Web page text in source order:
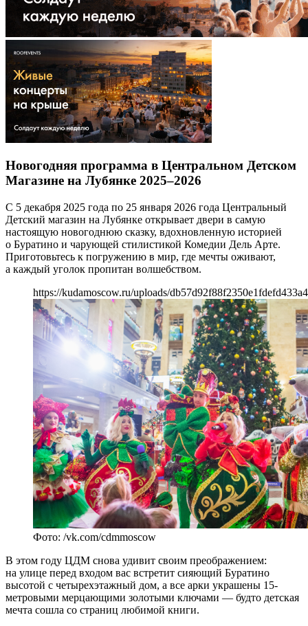
Новогодняя программа в Центральном Детском
Магазине на Лубянке 2025–2026
С 5 декабря 2025 года по 25 января 2026 года Центральный
Детский магазин на Лубянке открывает двери в самую
настоящую новогоднюю сказку, вдохновленную историей
о Буратино и чарующей стилистикой Комедии Дель Арте.
Приготовьтесь к погружению в мир, где мечты оживают,
а каждый уголок пропитан волшебством.
https://kudamoscow.ru/uploads/
Фото: /vk.com/cdmmoscow
В этом году ЦДМ снова удивит своим преображением:
на улице перед входом вас встретит сияющий Буратино
высотой с четырехэтажный дом, а все арки украшены 15-
метровыми мерцающими золотыми ключами — будто детская
мечта сошла со страниц любимой книги.